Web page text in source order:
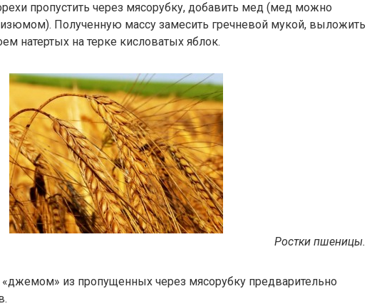
пропустить через мясорубку, добавить мед (мед можно
Полученную массу замесить гречневой мукой, выложить
натертых на терке кисловатых яблок.
Ростки пшеницы.
из пропущенных через мясорубку предварительно